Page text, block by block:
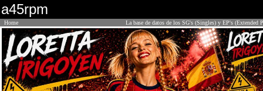
a45rpm
Home La base de datos de los SG's (Singles) y EP's (Extended